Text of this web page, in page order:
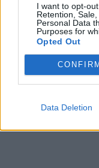
I want to opt-
Retention,
Personal Data
Purposes for
Opted Out
CONFIRM
Data Deletion
εποπτεία γονέα ή κηδεμόνα